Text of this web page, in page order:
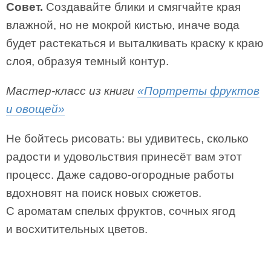
Совет. Создавайте блики и смягчайте края
влажной, но не мокрой кистью, иначе вода
будет растекаться и выталкивать краску к краю
слоя, образуя темный контур.
Мастер-класс из книги «Портреты фруктов
и овощей»
Не бойтесь рисовать: вы удивитесь, сколько
радости и удовольствия принесёт вам этот
процесс. Даже садово-огородные работы
вдохновят на поиск новых сюжетов.
С ароматам спелых фруктов, сочных ягод
и восхитительных цветов.